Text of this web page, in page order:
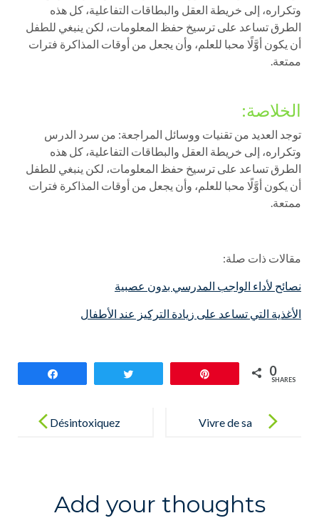
وتكراره، إلى خريطة العقل والبطاقات التفاعلية، كل هذه
الطرق تساعد على ترسيخ حفظ المعلومات، لكن ينبغي للطفل
أن يكون أوَّلًا محبا للعلم، وأن يجعل من أوقات المذاكرة فترات
ممتعة.
الخلاصة:
توجد العديد من تقنيات ووسائل المراجعة: من سرد الدرس
وتكراره، إلى خريطة العقل والبطاقات التفاعلية، كل هذه
الطرق تساعد على ترسيخ حفظ المعلومات، لكن ينبغي للطفل
أن يكون أوَّلًا محبا للعلم، وأن يجعل من أوقات المذاكرة فترات
ممتعة.
مقالات ذات صلة:
نصائح لأداء الواجب المدرسي بدون عصبية
الأغذية التي تساعد على زيادة التركيز عند الأطفال
0
SHARES
navigation
Désintoxiquez
Vivre de sa
Add your thoughts